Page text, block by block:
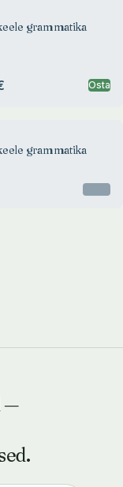
grammatika
Osta
grammatika
—